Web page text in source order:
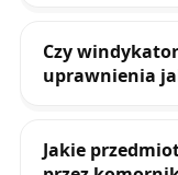
Czy
uprawnienia
Jakie